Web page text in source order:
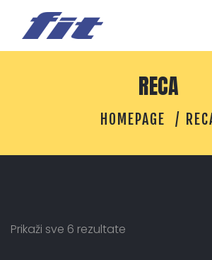
RECA
HOMEPAGE
Prikaži sve 6 rezultate